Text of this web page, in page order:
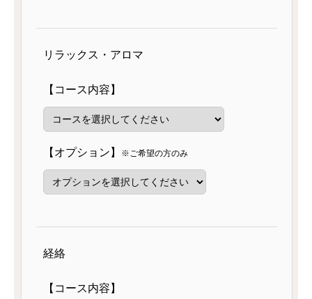
リラックス・アロマ
【コース内容】
【オプション】 ※ご希望の方のみ
経絡
【コース内容】